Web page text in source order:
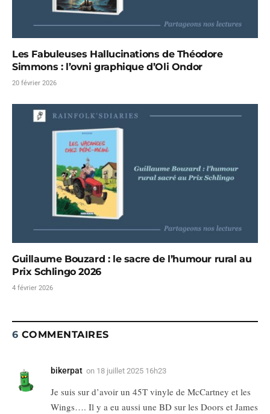
Les Fabuleuses Hallucinations de Théodore
Simmons : l’ovni graphique d’Oli Ondor
20 février 2026
Guillaume Bouzard : le sacre de l’humour rural au
Prix Schlingo 2026
4 février 2026
6 COMMENTAIRES
bikerpat on 18 juillet 2025 16h23
Je suis sur d’avoir un 45T vinyle de McCartney et les
Wings…. Il y a eu aussi une BD sur les Doors et James